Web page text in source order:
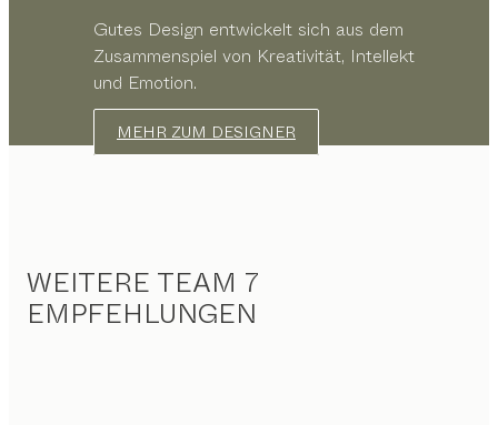
Gutes Design entwickelt sich aus dem
Zusammenspiel von Kreativität, Intellekt
und Emotion.
MEHR ZUM DESIGNER
WEITERE TEAM 7
EMPFEHLUNGEN